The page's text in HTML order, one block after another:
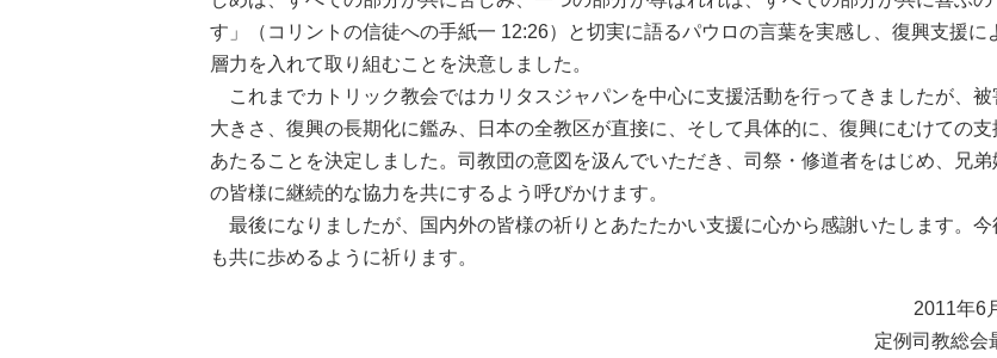
す」（コリントの信徒への手紙一 12:26）と切実に語るパウロの言葉を実感し、復興支援に
層力を入れて取り組むことを決意しました。
これまでカトリック教会ではカリタスジャパンを中心に支援活動を行ってきましたが、被
大きさ、復興の長期化に鑑み、日本の全教区が直接に、そして具体的に、復興にむけての支
あたることを決定しました。司教団の意図を汲んでいただき、司祭・修道者をはじめ、兄弟
の皆様に継続的な協力を共にするよう呼びかけます。
最後になりましたが、国内外の皆様の祈りとあたたかい支援に心から感謝いたします。今
も共に歩めるように祈ります。
2011年6
定例司教総会